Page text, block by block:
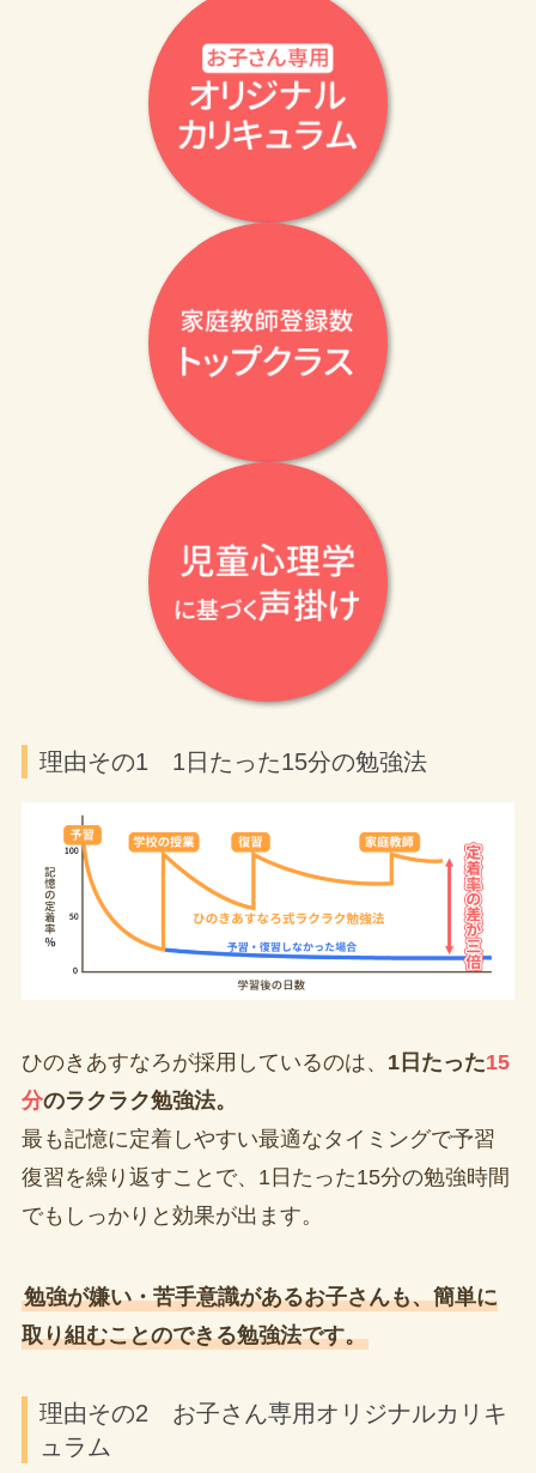
理由その1 1日たった15分の勉強法
ひのきあすなろが採用しているのは、 1日たった15
分のラクラク勉強法。
最も記憶に定着しやすい最適なタイミングで予習
復習を繰り返すことで、1日たった15分の勉強時間
でもしっかりと効果が出ます。
勉強が嫌い・苦手意識があるお子さんも、簡単に
取り組むことのできる勉強法です。
理由その2 お子さん専用オリジナルカリキ
ュラム